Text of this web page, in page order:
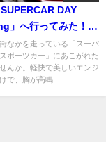
SUPERCAR DAY
」へ行ってみた！
ーブーム」で人気
車や最新モデルがお
なかを走っている「スーパ
ポーツカー」にあこがれた
んか。軽快で美しいエンジ
で、胸が高鳴...